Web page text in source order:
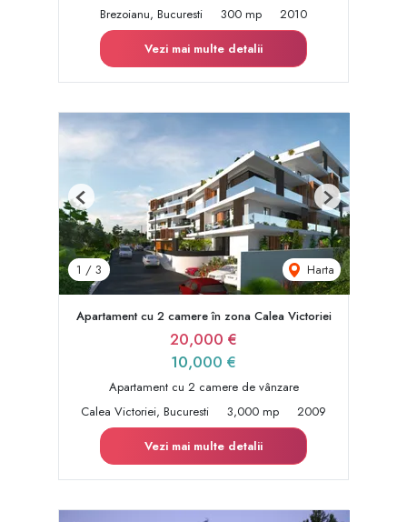
Brezoianu, Bucuresti
300 mp
2010
Vezi mai multe detalii
1 / 3 Harta
Previous Next
Apartament cu 2 camere în zona Calea Victoriei
20,000 €
10,000 €
Apartament cu 2 camere de vânzare
Calea Victoriei, Bucuresti
3,000 mp
2009
Vezi mai multe detalii